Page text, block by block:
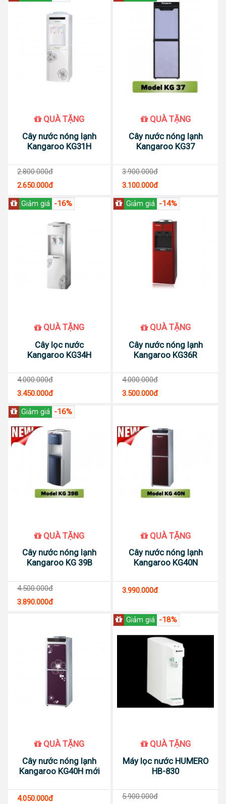
QUÀ TẶNG
Cây nước nóng lạnh
Kangaroo KG31H
2.650.000đ
2.800.000đ
QUÀ TẶNG
Cây nước nóng lạnh
Kangaroo KG37
3.100.000đ
3.900.000đ
Giảm giá -16%
QUÀ TẶNG
Cây lọc nước
Kangaroo KG34H
3.450.000đ
4.000.000đ
Giảm giá -14%
QUÀ TẶNG
Cây nước nóng lạnh
Kangaroo KG36R
3.500.000đ
4.000.000đ
Giảm giá -16%
QUÀ TẶNG
Cây nước nóng lạnh
Kangaroo KG 39B
3.890.000đ
4.500.000đ
QUÀ TẶNG
Cây nước nóng lạnh
Kangaroo KG40N
3.990.000đ
QUÀ TẶNG
Cây nước nóng lạnh
Kangaroo KG40H mới
4.050.000đ
Giảm giá -18%
QUÀ TẶNG
Máy lọc nước HUMERO
HB-830
5.900.000đ